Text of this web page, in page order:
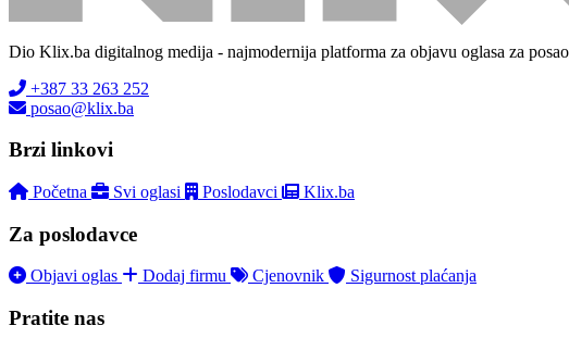
Dio Klix.ba digitalnog medija - najmodernija platforma za objavu oglasa za
+387 33 263 252
posao@klix.ba
Brzi linkovi
Početna Svi oglasi Poslodavci Klix.ba
Za poslodavce
Objavi oglas Dodaj firmu Cjenovnik Sigurnost plaćanja
Pratite nas